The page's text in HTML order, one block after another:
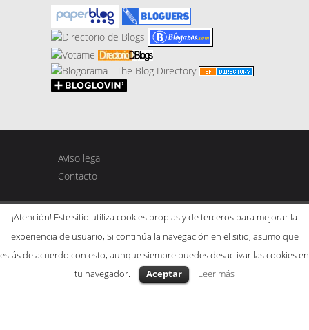
Aviso legal
Contacto
Tema SeaShell porMeks. Powered by
WordPress.
¡Atención! Este sitio utiliza cookies propias y de terceros para mejorar la
experiencia de usuario, Si continúa la navegación en el sitio, asumo que
estás de acuerdo con esto, aunque siempre puedes desactivar las cookies en
tu navegador.
Aceptar Leer más